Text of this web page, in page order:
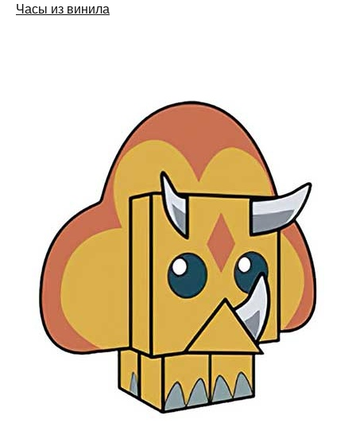
Часы из винила